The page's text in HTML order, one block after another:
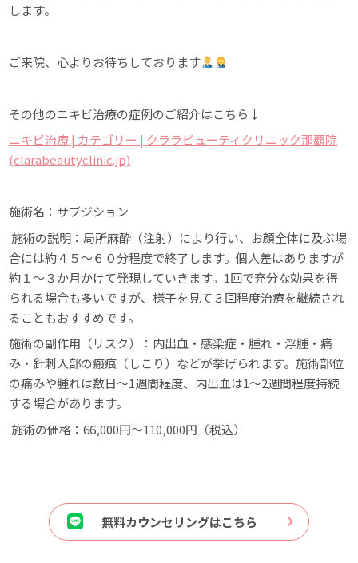
します。
ご来院、心よりお待ちしております
その他のニキビ治療の症例のご紹介はこちら↓
ニキビ治療 | カテゴリー | クララビューティクリニック那覇院
(clarabeautyclinic.jp)
施術名：サブジション
施術の説明：局所麻酔（注射）により行い、お顔全体に及ぶ場
合には約４５～６０分程度で終了します。個人差はありますが
約１～３か月かけて発現していきます。1回で充分な効果を得
られる場合も多いですが、様子を見て３回程度治療を継続され
ることもおすすめです。
施術の副作用（リスク）：内出血・感染症・腫れ・浮腫・痛
み・針刺入部の瘢痕（しこり）などが挙げられます。施術部位
の痛みや腫れは数日～1週間程度、内出血は1～2週間程度持続
する場合があります。
施術の価格：66,000円〜110,000円（税込）
無料カウンセリングはこちら